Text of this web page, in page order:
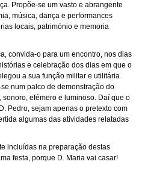
Propõe-se um vasto e abrangente
música, dança e performances
locais, património e memoria
convida-o para um encontro, nos dias
e celebração dos dias em que o
a sua função militar e utilitária
num palco de demonstração do
efémero e luminoso. Daí que o
Pedro, sejam apenas o pretexto com
algumas das atividades relatadas
incluídas na preparação destas
festa, porque D. Maria vai casar!